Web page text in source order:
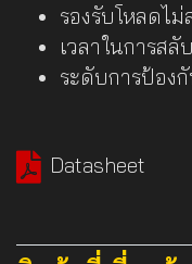
รองรับโหลดไ
เวลาในการสลั
ระดับการป้อง
Datasheet